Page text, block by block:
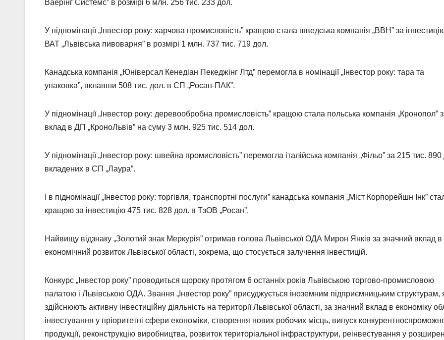
Ваерінг Системс” в розмірі 6 млн. 256 тис. 233 дол.
У підномінації „Інвестор року: харчова промисловість” кращою стала шведська компанія „ВВН” за
ВАТ „Львівська пивоварня” в розмірі 1 млн. 737 тис. 719 дол.
Канадська компанія „Юніверсал Кенедіан Пекеджінг Лтд” перемогла в номінації „Інвестор року: тара та
упаковка”, вклавши 508 тис. дол. в СП „Росан-ПАК”.
У підномінації „Інвестор року: деревообробна промисловість” кращою стала польська компанія „Кронопол”
вклад в ДП „КроноЛьвів” на суму 3 млн. 925 тис. 514 дол.
У підномінації „Інвестор року: швейна промисловість” перемогла італійська компанія „Фільо” за 215 тис.
вкладених в СП „Лаура”.
І в підномінації „Інвестор року: торгівля, транспортні послуги” канадська компанія „Міст Корпорейшн Інк”
кращою за інвестицію 475 тис. 828 дол. в ТзОВ „Росан”.
Найвищу відзнаку „Золотий знак Меркурія” отримав голова Львівської ОДА Мирон Янків за значний вклад в
економічний розвиток Львівської області, зокрема, що стосується залучення інвестицій.
Конкурс „Інвестор року” проводиться щороку протягом 6 останніх років Львівською торгово-промисловою
палатою і Львівською ОДА. Звання „Інвестор року” присуджується іноземним підприємницьким структурам,
здійснюють активну інвестиційну діяльність на території Львівської області, за значний вклад в економіку
інвестування у пріоритетні сфери економіки, створення нових робочих місць, випуск
продукції, реконструкцію виробництва, розвиток територіальної інфраструктури, реінвестування у